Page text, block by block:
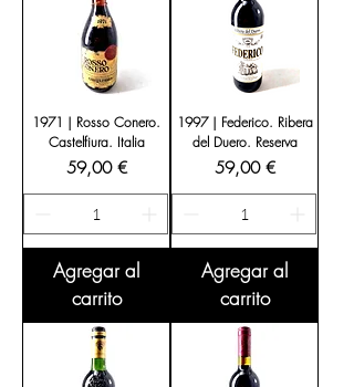
1971 | Rosso Conero.
Castelfiura. Italia
Precio
59,00 €
Agregar al
carrito
1997 | Federico. Ribera
del Duero. Reserva
Precio
59,00 €
Agregar al
carrito